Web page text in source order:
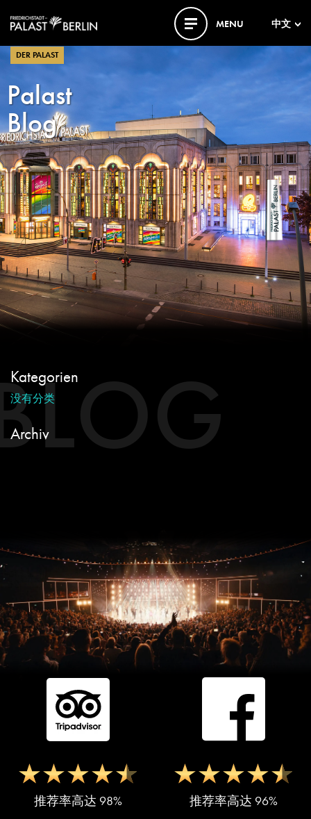
MENU 中文
DER PALAST
Palast
Blog
Kategorien
没有分类
Archiv
推荐率高达 98% 推荐率高达 96%